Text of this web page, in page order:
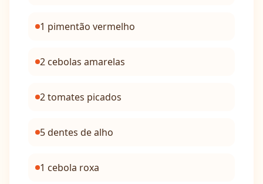
1 pimentão vermelho
2 cebolas amarelas
2 tomates picados
5 dentes de alho
1 cebola roxa